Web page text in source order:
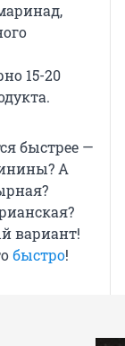
15-20
быстрее —
А
вариант!
быстро!